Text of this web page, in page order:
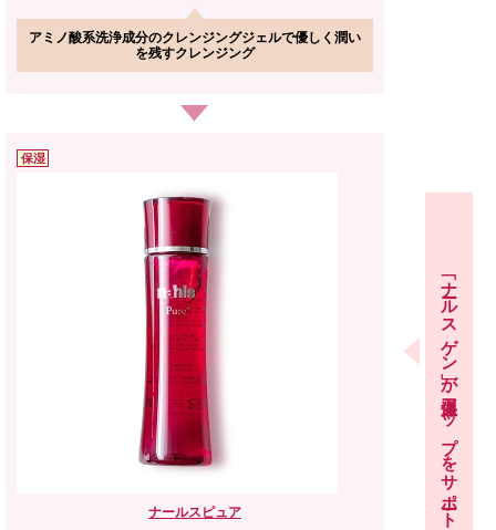
アミノ酸系洗浄成分のクレンジングジェルで優しく潤い
を残すクレンジング
保湿
ナールス ピュア
「ナールスゲン」が
保湿力アップをサポート